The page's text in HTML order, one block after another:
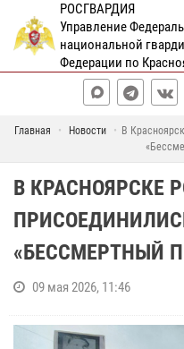
РОСГВАРДИЯ
Управление
национальной
Федерации по
Главная Новости
В
В КРАСНОЯРСКЕ
«БЕССМЕРТНЫЙ
09 мая 2026, 11:46